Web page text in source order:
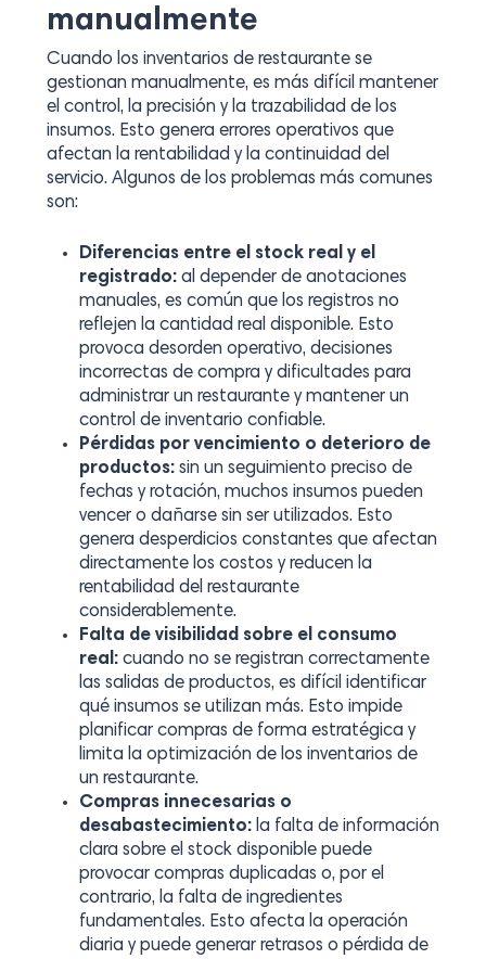
manualmente
Cuando los inventarios de restaurante se
gestionan manualmente, es más difícil mantener
el control, la precisión y la trazabilidad de los
insumos. Esto genera errores operativos que
afectan la rentabilidad y la continuidad del
servicio. Algunos de los problemas más comunes
son:
Diferencias entre el stock real y el
registrado:al depender de anotaciones
manuales, es común que los registros no
reflejen la cantidad real disponible. Esto
provoca desorden operativo, decisiones
incorrectas de compra y dificultades para
administrar un restaurante y mantener un
control de inventario confiable.
Pérdidas por vencimiento o deterioro de
productos:sin un seguimiento preciso de
fechas y rotación, muchos insumos pueden
vencer o dañarse sin ser utilizados. Esto
genera desperdicios constantes que afectan
directamente los costos y reducen la
rentabilidad del restaurante
considerablemente.
Falta de visibilidad sobre el consumo
real: cuando no se registran correctamente
las salidas de productos, es difícil identificar
qué insumos se utilizan más. Esto impide
planificar compras de forma estratégica y
limita la optimización de los inventarios de
un restaurante.
Compras innecesarias o
desabastecimiento:la falta de información
clara sobre el stock disponible puede
provocar compras duplicadas o, por el
contrario, la falta de ingredientes
fundamentales. Esto afecta la operación
diaria y puede generar retrasos o pérdida de